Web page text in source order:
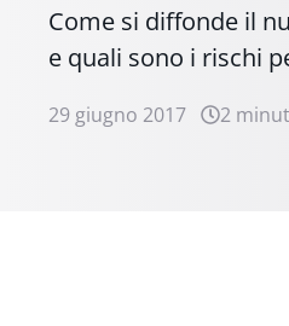
Come si diffonde il
e quali sono i rischi
29 giugno 2017 2